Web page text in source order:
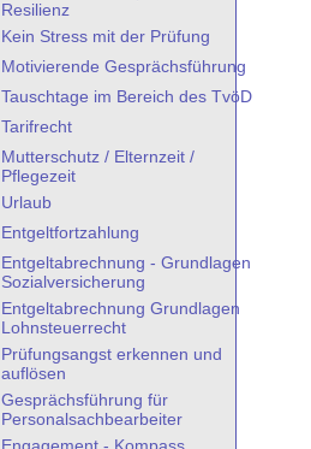
Resilienz
Kein Stress mit der Prüfung
Motivierende Gesprächsführung
Tauschtage im Bereich des TvöD
Tarifrecht
Mutterschutz / Elternzeit /
Pflegezeit
Urlaub
Entgeltfortzahlung
Entgeltabrechnung - Grundlagen
Sozialversicherung
Entgeltabrechnung Grundlagen
Lohnsteuerrecht
Prüfungsangst erkennen und
auflösen
Gesprächsführung für
Personalsachbearbeiter